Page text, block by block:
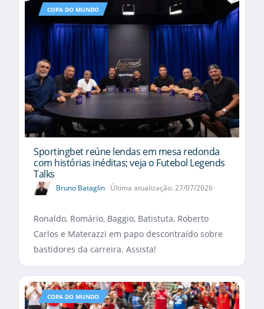
COPA DO MUNDO
Sportingbet reúne lendas em mesa redonda
com histórias inéditas; veja o Futebol Legends
Talks
Bruno Bataglin Última atualização: 27/07/2026
Ronaldo, Romário, Baggio, Batistuta, Roberto
Carlos e Materazzi em papo descontraído sobre
bastidores da carreira. Assista!
COPA DO MUNDO